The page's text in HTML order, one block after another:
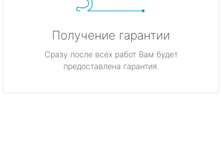
метро Китай-город
метро Нагатинская
метро Каширская
Получение гарантии
Сразу после всех работ Вам будет
предоставлена гарантия.